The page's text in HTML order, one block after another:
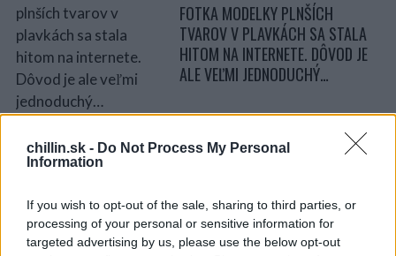
chillin.sk - Do Not Process My Personal
Information
If you wish to opt-out of the sale, sharing to third parties, or
processing of your personal or sensitive information for
targeted advertising by us, please use the below opt-out
FOTKA MODELKY PLNŠÍCH
TVAROV V PLAVKÁCH SA STALA
HITOM NA INTERNETE. DÔVOD JE
ALE VEĽMI JEDNODUCHÝ…
ÚSPECH V ROKU 2018? TOTO JE
5 ZNAMENÍ ZVEROKRUHU, KTORÉ
BUDÚ MAŤ PENIAZE